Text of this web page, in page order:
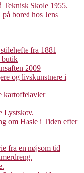
Teknisk Skole 1955.
bored hos Jens
fra 1881
butik
2009
og livskunstnere i
kartoffelavler
Lystskov.
om Hasle i Tiden efter
fra en nøjsom tid